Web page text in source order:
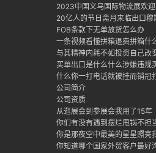
2023中国义乌国际物流展欢
20亿人的节日斋月来临出口穆
FOB条款下无单放货怎么办
一条视频看懂拼箱退费拼箱什
与其精神内耗不如投资自己改
买单出口是什么什么涉嫌违规
什么你一打电话就被挂而销冠
公司简介
公司资质
从逛展会到参展会我用了15年
你们有没有遇到摆烂甩锅不担
你是那夜空中最美的星星照亮
你知道哪个国家外贸客户最好